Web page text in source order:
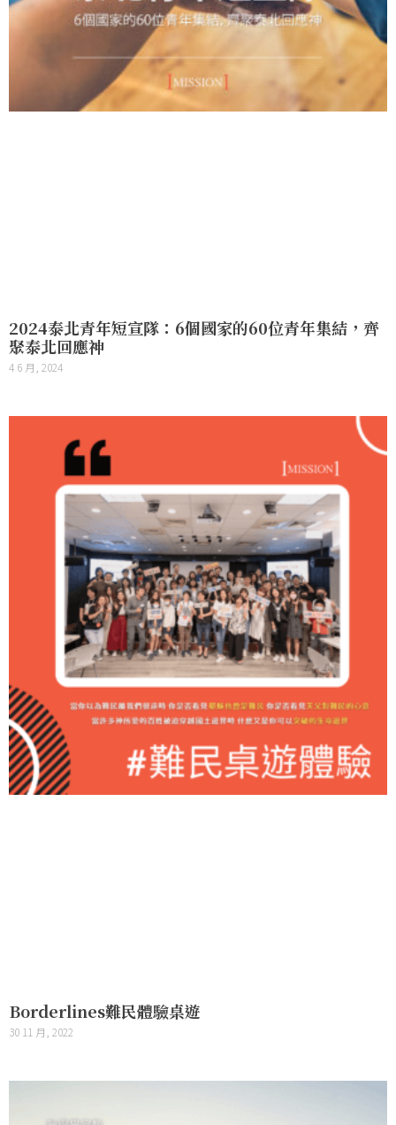
2024泰北青年短宣隊：6個國家的60位青年集結，齊
聚泰北回應神
4 6 月, 2024
Borderlines難民體驗桌遊
30 11 月, 2022